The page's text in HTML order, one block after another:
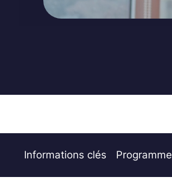
Informations clés Programme